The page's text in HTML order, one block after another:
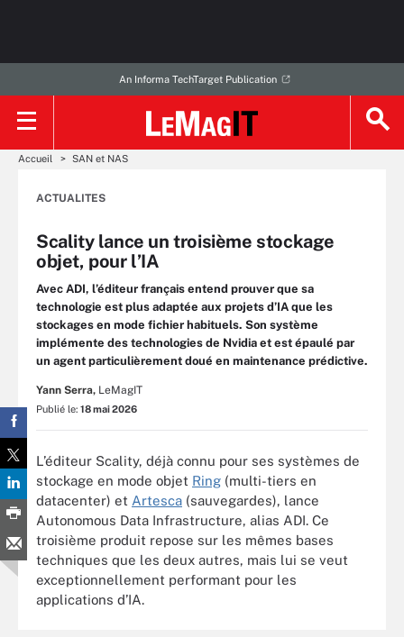
An Informa TechTarget Publication
Accueil SAN et NAS
ACTUALITES
Scality lance un troisième stockage
objet, pour l’IA
Avec ADI, l’éditeur français entend prouver que sa
technologie est plus adaptée aux projets d’IA que les
stockages en mode fichier habituels. Son système
implémente des technologies de Nvidia et est épaulé par
un agent particulièrement doué en maintenance prédictive.
Yann Serra, LeMagIT
Publié le: 18 mai 2026
L’éditeur Scality, déjà connu pour ses systèmes de
stockage en mode objet Ring (multi-tiers en
datacenter) et Artesca (sauvegardes), lance
Autonomous Data Infrastructure, alias ADI. Ce
troisième produit repose sur les mêmes bases
techniques que les deux autres, mais lui se veut
exceptionnellement performant pour les
applications d’IA.